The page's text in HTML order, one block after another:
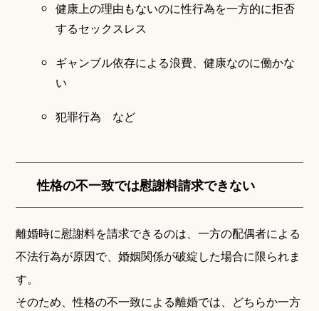
健康上の理由もないのに性行為を一方的に拒否
するセックスレス
ギャンブル依存による浪費、健康なのに働かな
い
犯罪行為 など
性格の不一致では慰謝料請求できない
離婚時に慰謝料を請求できるのは、一方の配偶者による
不法行為が原因で、婚姻関係が破綻した場合に限られま
す。
そのため、性格の不一致による離婚では、どちらか一方